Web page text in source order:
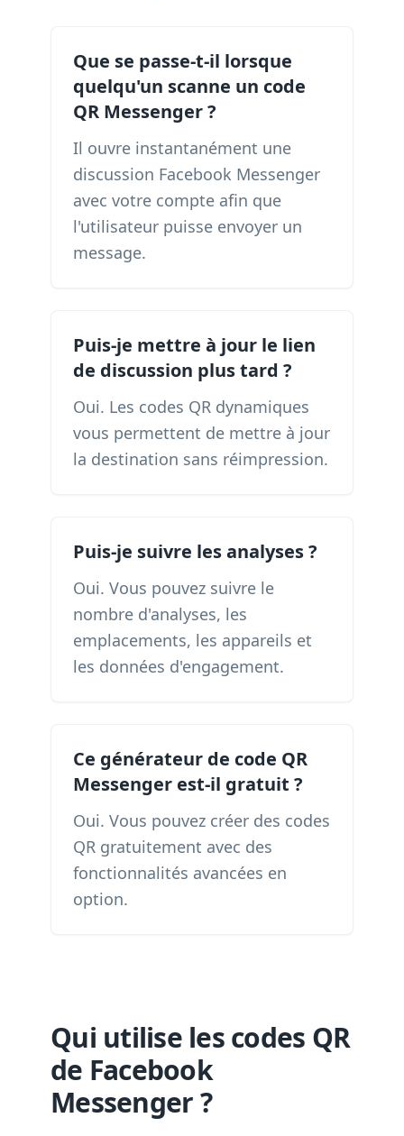
Que se passe-t-il lorsque
quelqu'un scanne un code
QR Messenger ?
Il ouvre instantanément une
discussion Facebook Messenger
avec votre compte afin que
l'utilisateur puisse envoyer un
message.
Puis-je mettre à jour le lien
de discussion plus tard ?
Oui. Les codes QR dynamiques
vous permettent de mettre à jour
la destination sans réimpression.
Puis-je suivre les analyses ?
Oui. Vous pouvez suivre le
nombre d'analyses, les
emplacements, les appareils et
les données d'engagement.
Ce générateur de code QR
Messenger est-il gratuit ?
Oui. Vous pouvez créer des codes
QR gratuitement avec des
fonctionnalités avancées en
option.
Qui utilise les codes QR
de Facebook
Messenger ?